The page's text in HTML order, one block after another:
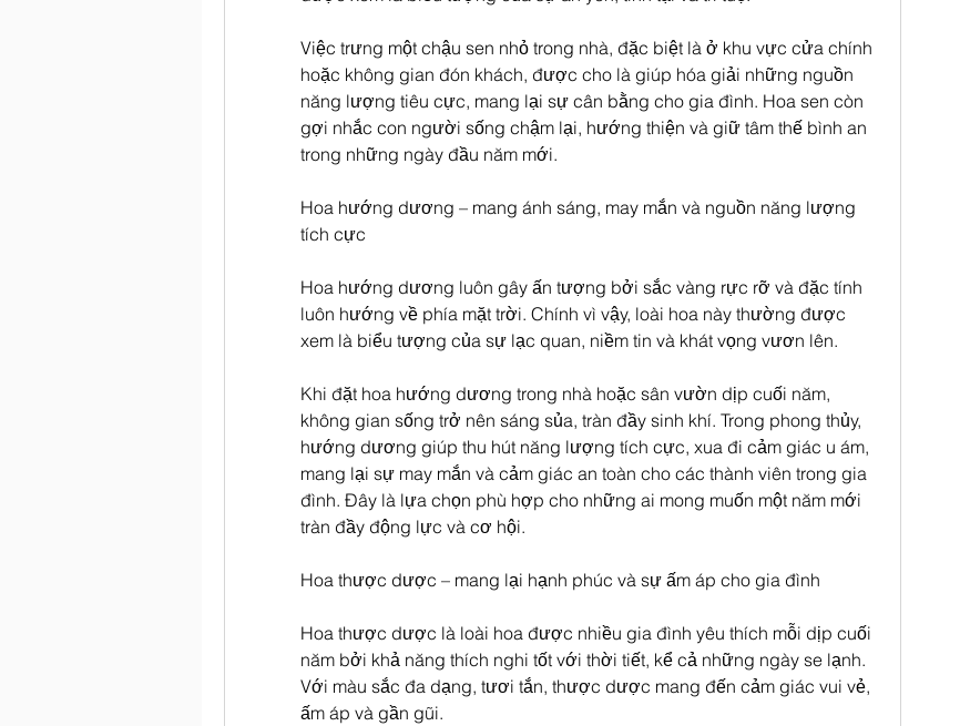
Việc trưng một chậu sen nhỏ trong nhà, đặc biệt là ở khu vực cửa chính
hoặc không gian đón khách, được cho là giúp hóa giải những nguồn
năng lượng tiêu cực, mang lại sự cân bằng cho gia đình. Hoa sen còn
gợi nhắc con người sống chậm lại, hướng thiện và giữ tâm thế bình an
trong những ngày đầu năm mới.
Hoa hướng dương – mang ánh sáng, may mắn và nguồn năng lượng
tích cực
Hoa hướng dương luôn gây ấn tượng bởi sắc vàng rực rỡ và đặc tính
luôn hướng về phía mặt trời. Chính vì vậy, loài hoa này thường được
xem là biểu tượng của sự lạc quan, niềm tin và khát vọng vươn lên.
Khi đặt hoa hướng dương trong nhà hoặc sân vườn dịp cuối năm,
không gian sống trở nên sáng sủa, tràn đầy sinh khí. Trong phong thủy,
hướng dương giúp thu hút năng lượng tích cực, xua đi cảm giác u ám,
mang lại sự may mắn và cảm giác an toàn cho các thành viên trong gia
đình. Đây là lựa chọn phù hợp cho những ai mong muốn một năm mới
tràn đầy động lực và cơ hội.
Hoa thược dược – mang lại hạnh phúc và sự ấm áp cho gia đình
Hoa thược dược là loài hoa được nhiều gia đình yêu thích mỗi dịp cuối
năm bởi khả năng thích nghi tốt với thời tiết, kể cả những ngày se lạnh.
Với màu sắc đa dạng, tươi tắn, thược dược mang đến cảm giác vui vẻ,
ấm áp và gần gũi.